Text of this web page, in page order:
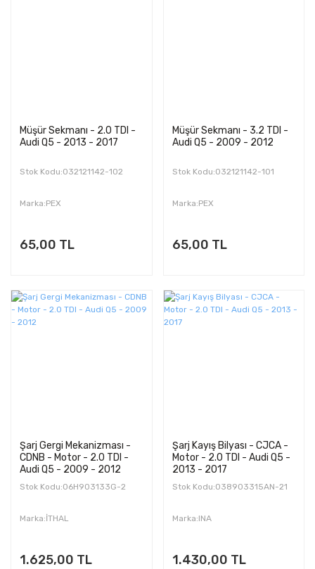
Müşür Sekmanı - 2.0 TDI -
Audi Q5 - 2013 - 2017
Stok Kodu:032121142-102
Marka:PEX
65,00 TL
Müşür Sekmanı - 3.2 TDI -
Audi Q5 - 2009 - 2012
Stok Kodu:032121142-101
Marka:PEX
65,00 TL
Şarj Gergi Mekanizması -
CDNB - Motor - 2.0 TDI -
Audi Q5 - 2009 - 2012
Stok Kodu:06H903133G-2
Marka:İTHAL
1.625,00 TL
Şarj Kayış Bilyası - CJCA -
Motor - 2.0 TDI - Audi Q5 -
2013 - 2017
Stok Kodu:038903315AN-21
Marka:INA
1.430,00 TL